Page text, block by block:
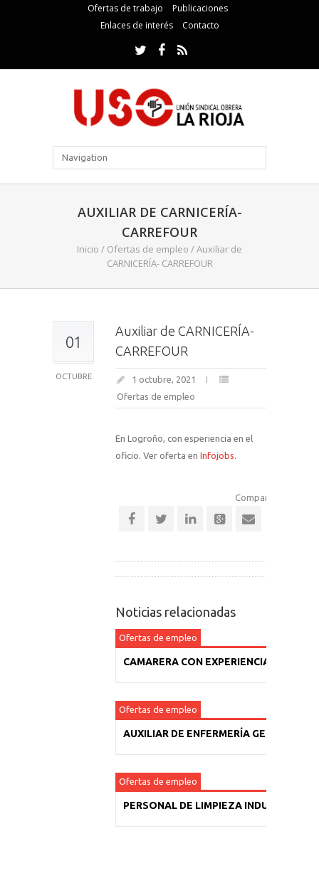
Ofertas de trabajo
Publicaciones
Enlaces de interés
Contacto
AUXILIAR DE CARNICERÍA-
CARREFOUR
Inicio / Ofertas de empleo /Auxiliar de
CARNICERÍA- CARREFOUR
01
OCTUBRE
Auxiliar de CARNICERÍA-
CARREFOUR
1 octubre, 2021
Ofertas de empleo
En Logroño, con esperiencia en el
oficio. Ver oferta en Infojobs.
Comparte esta
Noticias relacionadas
Ofertas de empleo
CAMARERA CON EXPERIENCIA
Ofertas de empleo
AUXILIAR DE ENFERMERÍA GERIÁTRICA
Ofertas de empleo
PERSONAL DE LIMPIEZA INDUSTRIAL